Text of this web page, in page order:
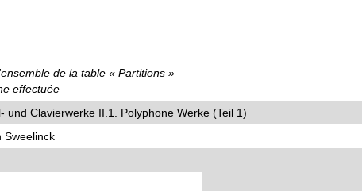
de la table « Partitions »
effectuée
und Clavierwerke II.1. Polyphone Werke (Teil 1)
Sweelinck